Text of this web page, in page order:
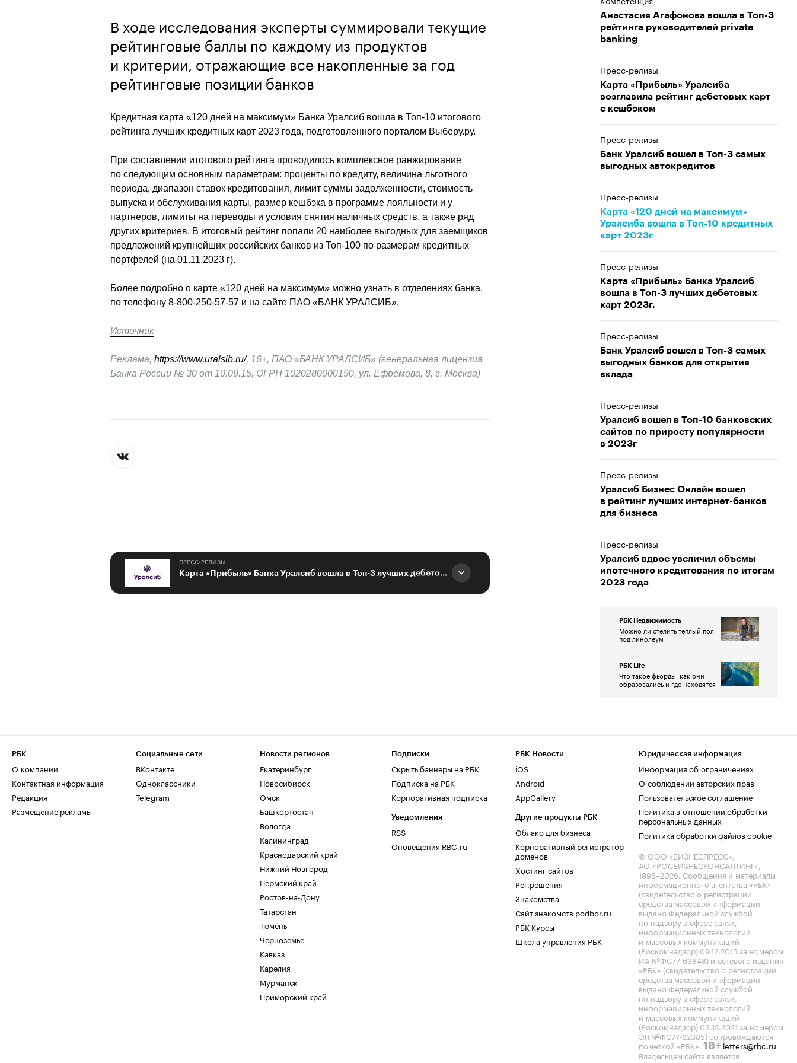
В ходе исследования эксперты суммировали текущие
рейтинговые баллы по каждому из продуктов
и критерии, отражающие все накопленные за год
рейтинговые позиции банков
Кредитная карта «120 дней на максимум» Банка Уралсиб вошла в Топ-10 итогового
рейтинга лучших кредитных карт 2023 года, подготовленного порталом Выберу.ру.
При составлении итогового рейтинга проводилось комплексное ранжирование
по следующим основным параметрам: проценты по кредиту, величина льготного
периода, диапазон ставок кредитования, лимит суммы задолженности, стоимость
выпуска и обслуживания карты, размер кешбэка в программе лояльности и у
партнеров, лимиты на переводы и условия снятия наличных средств, а также ряд
других критериев. В итоговый рейтинг попали 20 наиболее выгодных для заемщиков
предложений крупнейших российских банков из Топ-100 по размерам кредитных
портфелей (на 01.11.2023 г).
Более подробно о карте «120 дней на максимум» можно узнать в отделениях банка,
по телефону 8-800-250-57-57 и на сайте ПАО «БАНК УРАЛСИБ».
Источник
Реклама, https://www.uralsib.ru/, 16+, ПАО «БАНК УРАЛСИБ» (генеральная лицензия
Банка России № 30 от 10.09.15, ОГРН 1020280000190, ул. Ефремова, 8, г. Москва)
ПРЕСС-РЕЛИЗЫ
Карта «Прибыль» Банка Уралсиб вошла в Топ-3 лучших дебетовых карт 2023г.
Анастасия Агафонова вошла в Топ-3
рейтинга руководителей private
banking
Пресс-релизы
Карта «Прибыль» Уралсиба
возглавила рейтинг дебетовых карт
с кешбэком
Пресс-релизы
Банк Уралсиб вошел в Топ-3 самых
выгодных автокредитов
Пресс-релизы
Карта «120 дней на максимум»
Уралсиба вошла в Топ-10 кредитных
карт 2023г
Пресс-релизы
Карта «Прибыль» Банка Уралсиб
вошла в Топ-3 лучших дебетовых
карт 2023г.
Пресс-релизы
Банк Уралсиб вошел в Топ-3 самых
выгодных банков для открытия
вклада
Пресс-релизы
Уралсиб вошел в Топ-10 банковских
сайтов по приросту популярности
в 2023г
Пресс-релизы
Уралсиб Бизнес Онлайн вошел
в рейтинг лучших интернет-банков
для бизнеса
Пресс-релизы
Уралсиб вдвое увеличил объемы
ипотечного кредитования по итогам
2023 года
РБК Недвижимость
Можно ли стелить теплый пол
под линолеум
РБК Life
Что такое фьорды, как они
образовались и где находятся
РБК
О компании
Контактная информация
Редакция
Размещение рекламы
Социальные сети
ВКонтакте
Одноклассники
Telegram
Новости регионов
Екатеринбург
Новосибирск
Омск
Башкортостан
Вологда
Калининград
Краснодарский край
Нижний Новгород
Пермский край
Ростов-на-Дону
Татарстан
Тюмень
Черноземье
Кавказ
Карелия
Мурманск
Приморский край
Подписки
Скрыть баннеры на РБК
Подписка на РБК
Корпоративная подписка
Уведомления
RSS
Оповещения RBC.ru
РБК Новости
iOS
Android
AppGallery
Другие продукты РБК
Облако для бизнеса
Корпоративный регистратор
доменов
Хостинг сайтов
Рег.решения
Знакомства
Сайт знакомств podbor.ru
РБК Курсы
Школа управления РБК
Юридическая информация
Информация об ограничениях
О соблюдении авторских прав
Пользовательское соглашение
Политика в отношении обработки
персональных данных
Политика обработки файлов cookie
© ООО «БИЗНЕСПРЕСС»,
АО «РОСБИЗНЕСКОНСАЛТИНГ»,
1995–2026. Сообщения и материалы
информационного агентства «РБК»
(свидетельство о регистрации
средства массовой информации
выдано Федеральной службой
по надзору в сфере связи,
информационных технологий
и массовых коммуникаций
(Роскомнадзор) 09.12.2015 за номером
ИА №ФС77-63848) и сетевого издания
«РБК» (свидетельство о регистрации
средства массовой информации
выдано Федеральной службой
по надзору в сфере связи,
информационных технологий
и массовых коммуникаций
(Роскомнадзор) 03.12.2021 за номером
ЭЛ №ФС77-82385) сопровождаются
пометкой «РБК». 18+ letters@rbc.ru
Владельцем сайта является